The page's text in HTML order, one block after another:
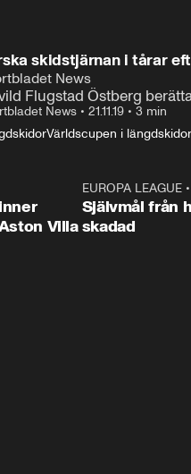
skidstjärnan i tårar
News
Flugstad Östberg
News • 21.11.19 • 3 min
Världscupen i längdskidor
Villa
EUROPA LEAGUE•
Självmål från
skadad